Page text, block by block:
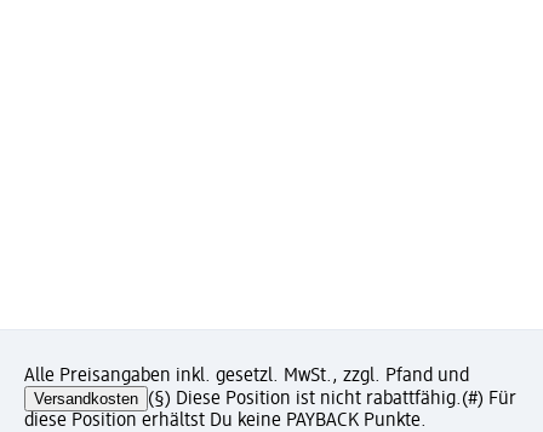
Alle Preisangaben inkl. gesetzl. MwSt., zzgl. Pfand und
Versandkosten (§) Diese Position ist nicht rabattfähig.(#) Für
diese Position erhältst Du keine PAYBACK Punkte.